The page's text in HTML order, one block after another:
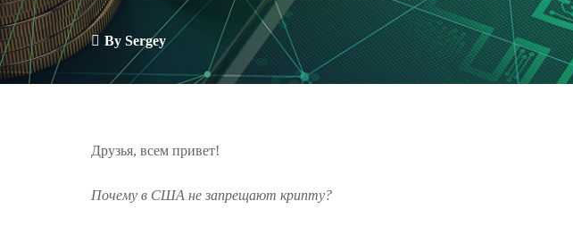
By Sergey
Друзья, всем привет!
Почему в США не запрещают крипту?